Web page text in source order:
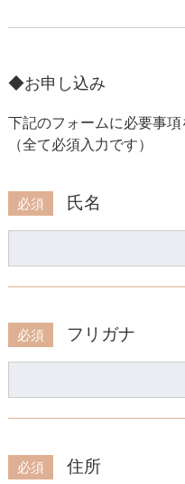
◆お申し込み
下記のフォームに必要事項
（全て必須入力です）
必須 氏名
必須 フリガナ
必須 住所